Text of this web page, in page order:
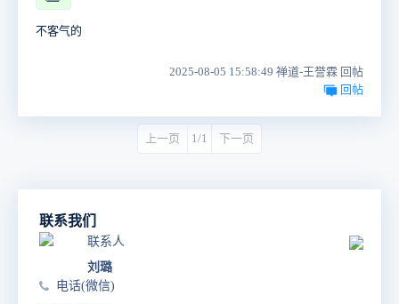
不客气的
2025-08-05 15:58:49 禅道-王誉霖 回帖
回帖
上一页 1/1 下一页
联系我们
联系人
刘璐
电话(微信)